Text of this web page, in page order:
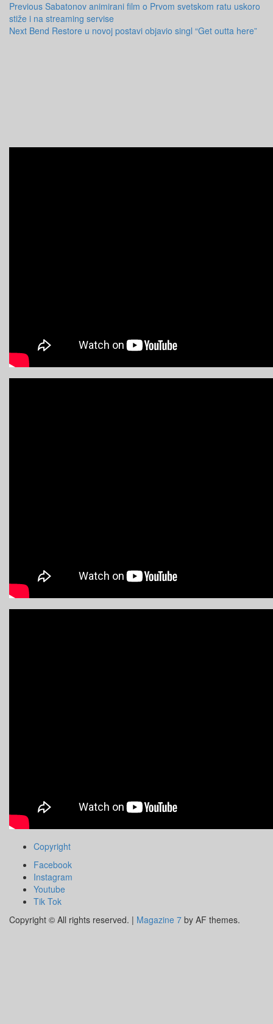
Previous Sabatonov animirani film o Prvom svetskom ratu uskoro
stiže i na streaming servise
Next Bend Restore u novoj postavi objavio singl “Get outta here”
Copyright
Facebook
Instagram
Youtube
Tik Tok
Copyright © All rights reserved. | Magazine 7 by AF themes.